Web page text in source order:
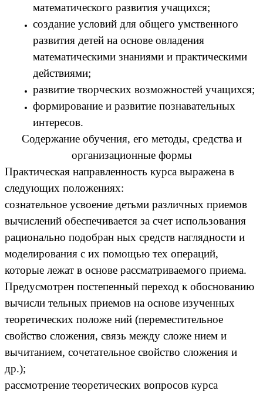
математического развития учащихся;
создание условий для общего умственного
развития детей на основе овладения
математическими знаниями и практическими
действиями;
развитие творческих возможностей учащихся;
формирование и развитие познавательных
интересов.
Содержание обучения, его методы, средства и
организационные формы
Практическая направленность курса выражена в
следующих положениях:
сознательное усвоение детьми различных приемов
вычислений обеспечивается за счет использования
рационально подобран ных средств наглядности и
моделирования с их помощью тех операций,
которые лежат в основе рассматриваемого приема.
Предусмотрен постепенный переход к обоснованию
вычисли тельных приемов на основе изученных
теоретических положе ний (переместительное
свойство сложения, связь между сложе нием и
вычитанием, сочетательное свойство сложения и
др.);
рассмотрение теоретических вопросов курса